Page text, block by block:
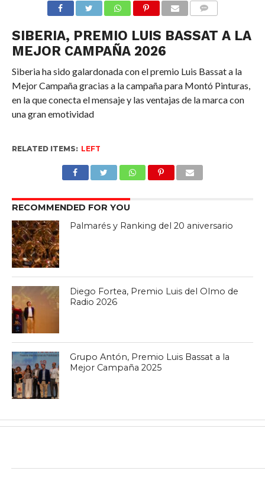
SIBERIA, PREMIO LUIS BASSAT A LA
MEJOR CAMPAÑA 2026
Siberia ha sido galardonada con el premio Luis Bassat a la
Mejor Campaña gracias a la campaña para Montó Pinturas,
en la que conecta el mensaje y las ventajas de la marca con
una gran emotividad
RELATED ITEMS: LEFT
RECOMMENDED FOR YOU
Palmarés y Ranking del 20 aniversario
Diego Fortea, Premio Luis del Olmo de
Radio 2026
Grupo Antón, Premio Luis Bassat a la
Mejor Campaña 2025